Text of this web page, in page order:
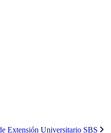
Extensión Universitario SBS